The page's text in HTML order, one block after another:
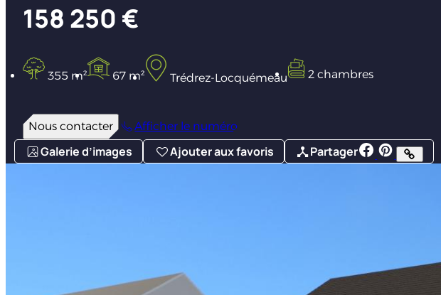
158 250 €
355 m² 67 m² Trédrez-Locquémeau 2 chambres
Nous contacter Afficher le numéro
Galerie d’images Ajouter aux favoris Partager